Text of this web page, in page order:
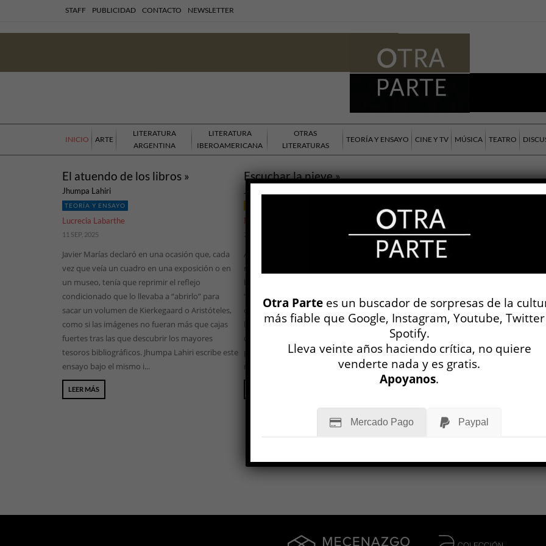
STAFF PUBLICIDAD CONTACTO NEWSLETTER
INICIO ARTE
LITERATURA
ARGENTINA
LITERATURA
IBEROAMERICANA
OTRAS
LITERATURAS
TEORÍA Y ENSAYO CINE Y TV MÚSICA TEATRO
El atuendo de los libros »
Jhumpa Lahiri
TEORÍA Y ENSAYO
Lucrecia Labarthe
11 SEP, 2025
Javier Marías declaró en una ocasión que, cada
vez que veía un cuadro en una exposición o en
un museo, tenía que reprimir el reflejo
condicionado que lo llevaba a “abrirlo” para
sacar un volumen de Kierkegaard o Aristóteles,
como si las imágenes no fueran más que cajas
fuertes tras las que descubrir los mayores
tesoros bibliográficos. Jhumpa Lahiri escribe este
ensayo bajo el mismo i...
LEER MÁS
Escuchar la nieve »
Jacobo Zanella
Raúl A. Cuello
A esta altura del siglo se podría afirmar sin
miramientos que aquel posicionamiento
borgeano que entronaba al lector como el real
“hacedor” de la literatura ha retrocedido unos
cuantos casilleros, cediéndole nuevamente el
lugar de privilegio al homo scriptor. El producto
de esa regresión ha dado como resultado una
producción artística mayoritariamente
ramplona, sin una pizca de curiosidad...
Otra Parte es un buscador de sorpresas de la
más fiable que Google, Instagram, Youtube,
Spotify.
Lleva veinte años haciendo crítica, no quiere
venderte nada y es gratis.
Apoyanos.
Mercado Pago Paypal